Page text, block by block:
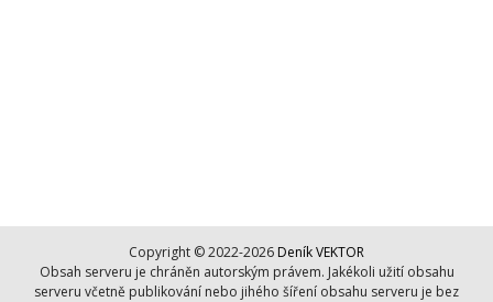
Copyright © 2022-2026 Deník VEKTOR
Obsah serveru je chráněn autorským právem. Jakékoli užití obsahu
serveru včetně publikování nebo jihého šíření obsahu serveru je bez